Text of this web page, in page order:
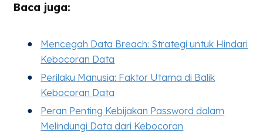
Baca juga:
Mencegah Data Breach: Strategi untuk Hindari
Kebocoran Data
Perilaku Manusia: Faktor Utama di Balik
Kebocoran Data
Peran Penting Kebijakan Password dalam
Melindungi Data dari Kebocoran